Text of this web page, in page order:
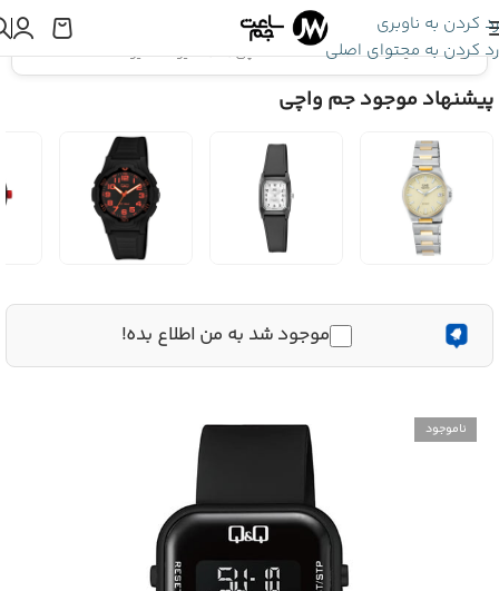
رد کردن به ناوبری
رد کردن به محتوای اصلی
اینجا هستید:ساعت Q&Q »ساعت مچی Q&Q کیو اند کیو M207J002Y
پیشنهاد موجود جم واچی
موجود شد به من اطلاع بده!
ناموجود